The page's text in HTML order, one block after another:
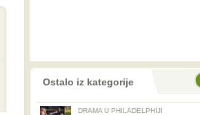
Ostalo iz kategorije
DRAMA U PHILADELPHIJI